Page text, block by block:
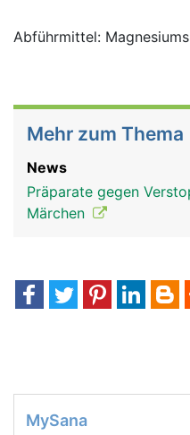
News
Abführmittel:
Mehr zum Thema
News
Präparate gegen
Märchen
MySana